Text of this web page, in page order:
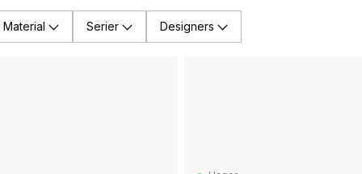
Material Serier Designers